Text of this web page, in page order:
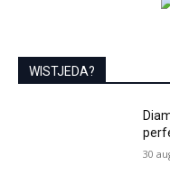
WISTJEDA?
30